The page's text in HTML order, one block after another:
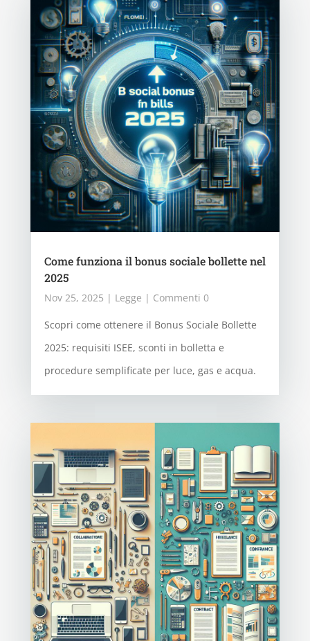
Come funziona il bonus sociale bollette nel
2025
Nov 25, 2025 | Legge | Commenti 0
Scopri come ottenere il Bonus Sociale Bollette
2025: requisiti ISEE, sconti in bolletta e
procedure semplificate per luce, gas e acqua.